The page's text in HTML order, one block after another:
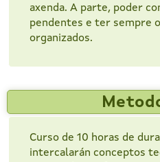
axenda. A parte, poder
pendentes e ter sempre
organizados.
Curso de 10 horas de
intercalarán conceptos